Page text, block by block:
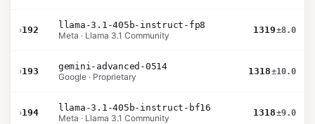
›192
llama-3.1-405b-instruct-fp8
Meta · Llama 3.1 Community
1319±8.0
›193
gemini-advanced-0514
Google · Proprietary
1318±10.0
›194
llama-3.1-405b-instruct-bf16
Meta · Llama 3.1 Community
1318±9.0